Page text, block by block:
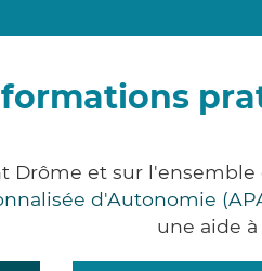
et sur
d'Autonomie
une aide